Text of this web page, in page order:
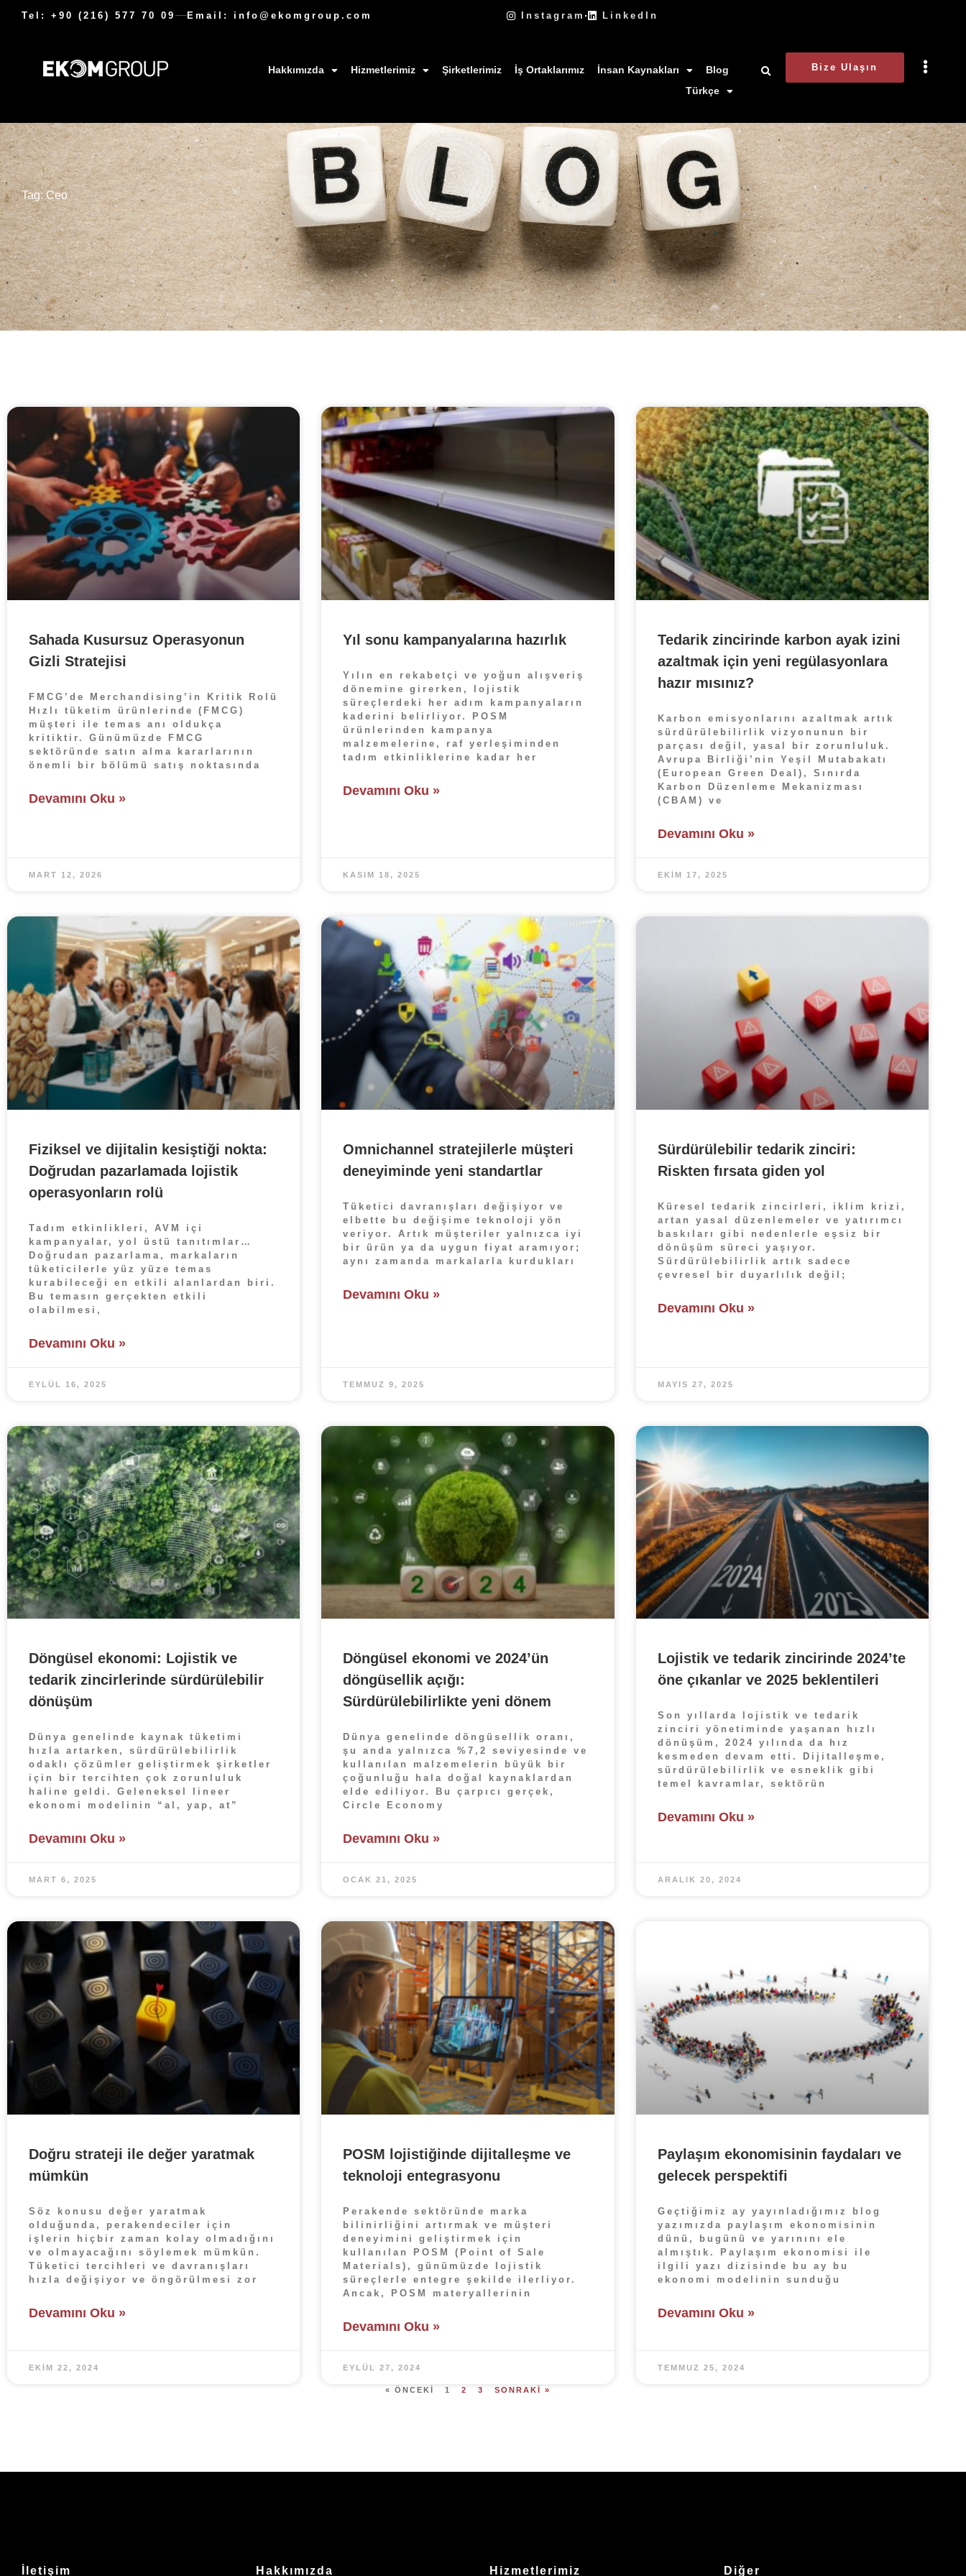
Tel: +90 (216) 577 70 09 Email: info@ekomgroup.com Instagram LinkedIn
Hakkımızda Hizmetlerimiz Şirketlerimiz İş Ortaklarımız İnsan Kaynakları
Blog
Türkçe
Bize Ulaşın
Tag: Ceo
Sahada Kusursuz Operasyonun
Gizli Stratejisi
FMCG’de Merchandising’in Kritik Rolü
Hızlı tüketim ürünlerinde (FMCG)
müşteri ile temas anı oldukça
kritiktir. Günümüzde FMCG
sektöründe satın alma kararlarının
önemli bir bölümü satış noktasında
Devamını Oku »
MART 12, 2026
Yıl sonu kampanyalarına hazırlık
Yılın en rekabetçi ve yoğun alışveriş
dönemine girerken, lojistik
süreçlerdeki her adım kampanyaların
kaderini belirliyor. POSM
ürünlerinden kampanya
malzemelerine, raf yerleşiminden
tadım etkinliklerine kadar her
Devamını Oku »
KASIM 18, 2025
Tedarik zincirinde karbon ayak izini
azaltmak için yeni regülasyonlara
hazır mısınız?
Karbon emisyonlarını azaltmak artık
sürdürülebilirlik vizyonunun bir
parçası değil, yasal bir zorunluluk.
Avrupa Birliği’nin Yeşil Mutabakatı
(European Green Deal), Sınırda
Karbon Düzenleme Mekanizması
(CBAM) ve
Devamını Oku »
EKIM 17, 2025
Fiziksel ve dijitalin kesiştiği nokta:
Doğrudan pazarlamada lojistik
operasyonların rolü
Tadım etkinlikleri, AVM içi
kampanyalar, yol üstü tanıtımlar…
Doğrudan pazarlama, markaların
tüketicilerle yüz yüze temas
kurabileceği en etkili alanlardan biri.
Bu temasın gerçekten etkili
olabilmesi,
Devamını Oku »
EYLÜL 16, 2025
Omnichannel stratejilerle müşteri
deneyiminde yeni standartlar
Tüketici davranışları değişiyor ve
elbette bu değişime teknoloji yön
veriyor. Artık müşteriler yalnızca iyi
bir ürün ya da uygun fiyat aramıyor;
aynı zamanda markalarla kurdukları
Devamını Oku »
TEMMUZ 9, 2025
Sürdürülebilir tedarik zinciri:
Riskten fırsata giden yol
Küresel tedarik zincirleri, iklim krizi,
artan yasal düzenlemeler ve yatırımcı
baskıları gibi nedenlerle eşsiz bir
dönüşüm süreci yaşıyor.
Sürdürülebilirlik artık sadece
çevresel bir duyarlılık değil;
Devamını Oku »
MAYIS 27, 2025
Döngüsel ekonomi: Lojistik ve
tedarik zincirlerinde sürdürülebilir
dönüşüm
Dünya genelinde kaynak tüketimi
hızla artarken, sürdürülebilirlik
odaklı çözümler geliştirmek şirketler
için bir tercihten çok zorunluluk
haline geldi. Geleneksel lineer
ekonomi modelinin “al, yap, at”
Devamını Oku »
MART 6, 2025
Döngüsel ekonomi ve 2024’ün
döngüsellik açığı:
Sürdürülebilirlikte yeni dönem
Dünya genelinde döngüsellik oranı,
şu anda yalnızca %7,2 seviyesinde ve
kullanılan malzemelerin büyük bir
çoğunluğu hala doğal kaynaklardan
elde ediliyor. Bu çarpıcı gerçek,
Circle Economy
Devamını Oku »
OCAK 21, 2025
Lojistik ve tedarik zincirinde 2024’te
öne çıkanlar ve 2025 beklentileri
Son yıllarda lojistik ve tedarik
zinciri yönetiminde yaşanan hızlı
dönüşüm, 2024 yılında da hız
kesmeden devam etti. Dijitalleşme,
sürdürülebilirlik ve esneklik gibi
temel kavramlar, sektörün
Devamını Oku »
ARALIK 20, 2024
Doğru strateji ile değer yaratmak
mümkün
Söz konusu değer yaratmak
olduğunda, perakendeciler için
işlerin hiçbir zaman kolay olmadığını
ve olmayacağını söylemek mümkün.
Tüketici tercihleri ve davranışları
hızla değişiyor ve öngörülmesi zor
Devamını Oku »
EKIM 22, 2024
POSM lojistiğinde dijitalleşme ve
teknoloji entegrasyonu
Perakende sektöründe marka
bilinirliğini artırmak ve müşteri
deneyimini geliştirmek için
kullanılan POSM (Point of Sale
Materials), günümüzde lojistik
süreçlerle entegre şekilde ilerliyor.
Ancak, POSM materyallerinin
Devamını Oku »
EYLÜL 27, 2024
Paylaşım ekonomisinin faydaları ve
gelecek perspektifi
Geçtiğimiz ay yayınladığımız blog
yazımızda paylaşım ekonomisinin
dünü, bugünü ve yarınını ele
almıştık. Paylaşım ekonomisi ile
ilgili yazı dizisinde bu ay bu
ekonomi modelinin sunduğu
Devamını Oku »
TEMMUZ 25, 2024
« ÖNCEKI 1 2 3 SONRAKI »
İletişim Hakkımızda Hizmetlerimiz Diğer